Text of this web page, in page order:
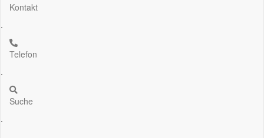
Kontakt
.
Telefon
.
Suche
.